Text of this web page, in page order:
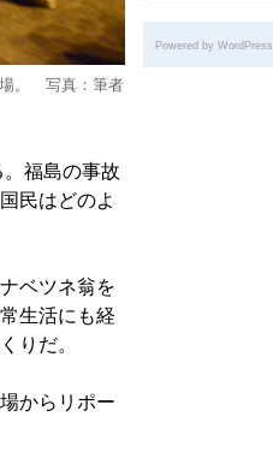
場。 写真：筆者
福島の事故
民はどのよ
ベツネ翁を
生活にも経
りだ。
からリポー
Powered by WordPress